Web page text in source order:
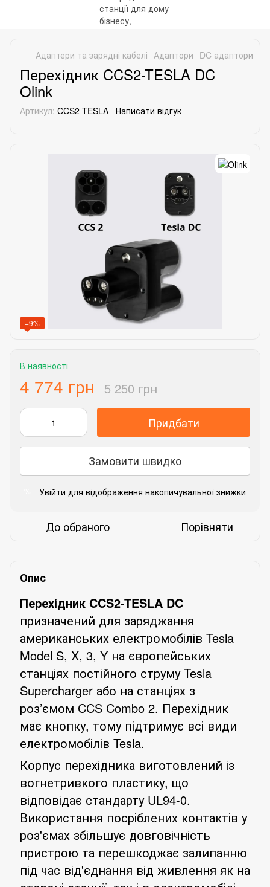
Адаптери та зарядні кабелі Адаптори DC адаптори
Перехідник CCS2-TESLA DC
Olink
Артикул: CCS2-TESLA Написати відгук
−9%
В наявності
4 774 грн 5 250 грн
Придбати
Замовити швидко
Увійти для відображення накопичувальної знижки
До обраного Порівняти
Опис
Перехідник CCS2-TESLA DC
призначений для заряджання
американських електромобілів Tesla
Model S, X, 3, Y на європейських
станціях постійного струму Tesla
Supercharger або на станціях з
роз’ємом CCS Combo 2. Перехідник
має кнопку, тому підтримує всі види
електромобілів Tesla.
Корпус перехідника виготовлений із
вогнетривкого пластику, що
відповідає стандарту UL94-0.
Використання посріблених контактів у
роз'ємах збільшує довговічність
пристрою та перешкоджає залипанню
під час від'єднання від живлення як на